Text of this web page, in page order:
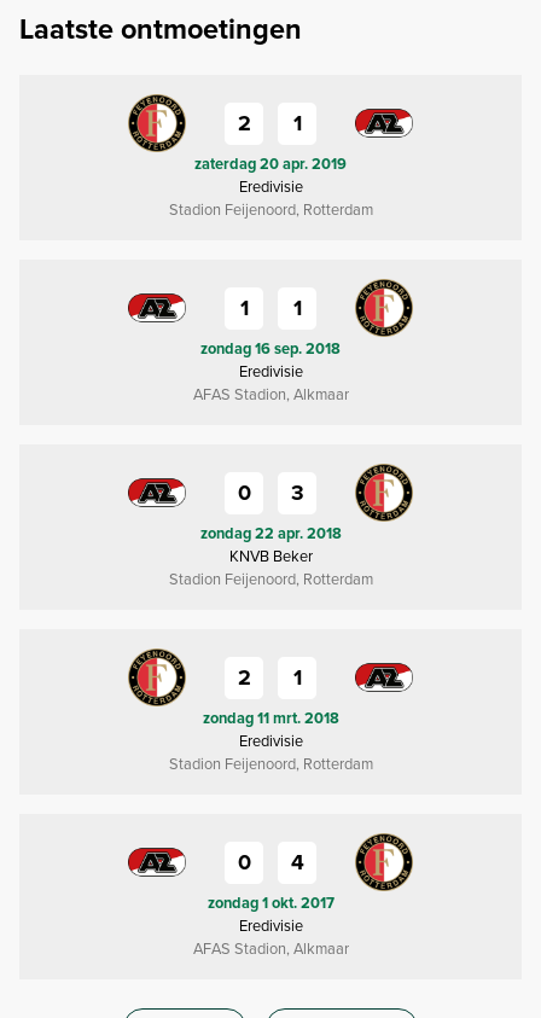
Laatste ontmoetingen
2 1
zaterdag 20 apr. 2019
Eredivisie
Stadion Feijenoord, Rotterdam
1 1
zondag 16 sep. 2018
Eredivisie
AFAS Stadion, Alkmaar
0 3
zondag 22 apr. 2018
KNVB Beker
Stadion Feijenoord, Rotterdam
2 1
zondag 11 mrt. 2018
Eredivisie
Stadion Feijenoord, Rotterdam
0 4
zondag 1 okt. 2017
Eredivisie
AFAS Stadion, Alkmaar